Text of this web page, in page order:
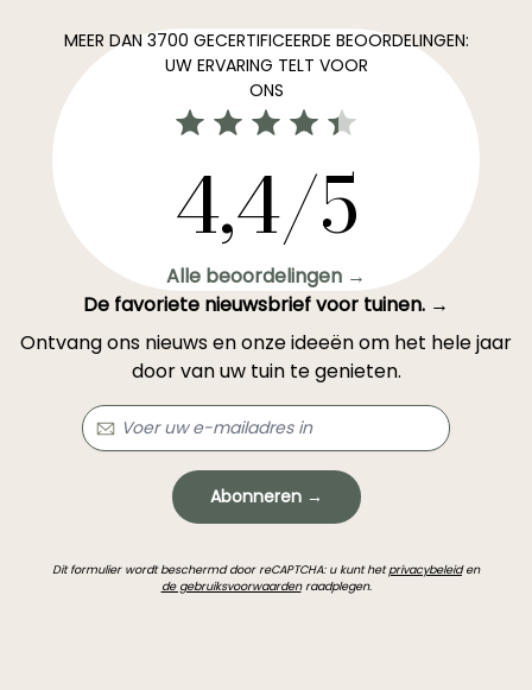
MEER DAN 3700 GECERTIFICEERDE BEOORDELINGEN:
UW ERVARING TELT VOOR
ONS
4,4/5
Alle beoordelingen →
De favoriete nieuwsbrief voor tuinen. →
Ontvang ons nieuws en onze ideeën om het hele jaar
door van uw tuin te genieten.
Abonneren →
Dit formulier wordt beschermd door reCAPTCHA: u kunt hetprivacybeleiden
de gebruiksvoorwaardenraadplegen.